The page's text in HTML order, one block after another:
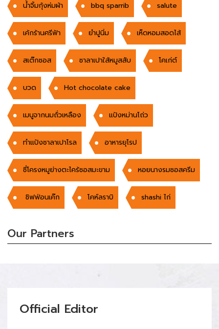
น้ำจิ้มกุ้งห่มผ้า bbq sparrib salute
เค้กร้านศรีฟ้า ยำปูนิ่ม เห็ดหอมสอดไส้
สเต๊กซอส ซาลาเปาใส้หมูสสับ โคเก่ต์
บวด Hot chocolate cake
เมนูจากนมถั่วเหลือง แป้งหม่านโถ่ว
ทำแป้งซาลาเปาโรล อาหารยุโรป
ซี่โครงหมูย่างตะไคร้ซอสมะขาม หอยนางรมซอสครีม
ชิฟฟ่อนเค๊ก โคห์ลราบิ shashi ไก่
Our Partners
Official Editor